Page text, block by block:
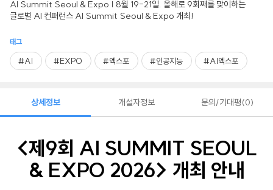
AI Summit Seoul & Expo | 8월 19-21일. 올해로 9회째를 맞이하는
글로벌 AI 컨퍼런스 AI Summit Seoul & Expo 개최!
태그
#AI #EXPO #엑스포 #인공지능 #AI엑스포
상세정보
<제9회 AI SUMMIT SEOUL
& EXPO 2026> 개최 안내
개설자정보 문의/기대평 0